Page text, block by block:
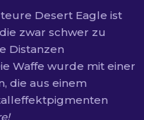
Desert Eagle ist
zwar schwer zu
Distanzen
Waffe wurde mit einer
die aus einem